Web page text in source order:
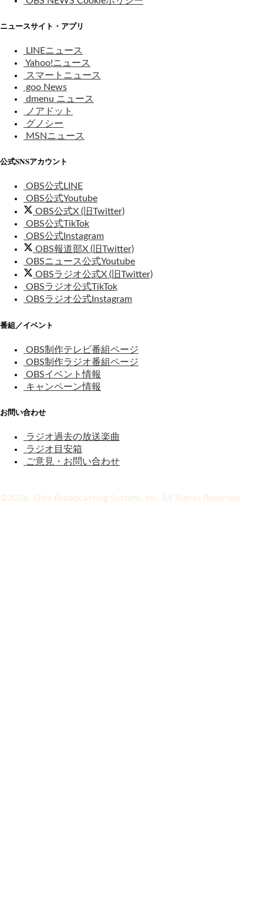
ニュースサイト・アプリ
LINEニュース
Yahoo!ニュース
スマートニュース
goo News
dmenu ニュース
ノアドット
グノシー
MSNニュース
公式SNSアカウント
OBS公式LINE
OBS公式Youtube
OBS公式X (旧Twitter)
OBS公式TikTok
OBS公式Instagram
OBS報道部X (旧Twitter)
OBSニュース公式Youtube
OBSラジオ公式X (旧Twitter)
OBSラジオ公式TikTok
OBSラジオ公式Instagram
番組／イベント
OBS制作テレビ番組ページ
OBS制作ラジオ番組ページ
OBSイベント情報
キャンペーン情報
お問い合わせ
ラジオ過去の放送楽曲
ラジオ目安箱
ご意見・お問い合わせ
©2026 Oita Broadcasting System, Inc. All Rights Reserved.